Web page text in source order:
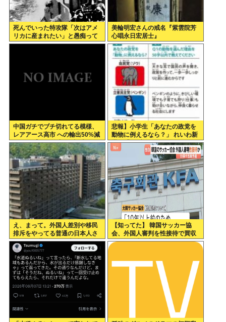
死んでいった特攻隊「次はアメ
リカに産まれたい」と愚痴って
いた
美輪明宏さんの戒名『紫雲院芳
心唱永日宏居士』
中国ガチでブチ切れてる模様、
レアアース高市 への輸出50%減
トランプ への輸出も3割減
悲報】小学生「あなたの政党を
動物に例えるなら？」 れいわ新
選組「」ブチッッ
え、まって。外国人差別や移民
排斥をやってる普通の日本人さ
んって、世界から日本がヘイト
スピーチ国家だと思われていい
の
【知ってた】 韓国サッカー協
会、外国人審判を性接待で買収
していた事が判明